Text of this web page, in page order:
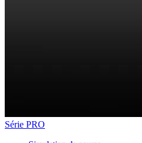
Série PRO